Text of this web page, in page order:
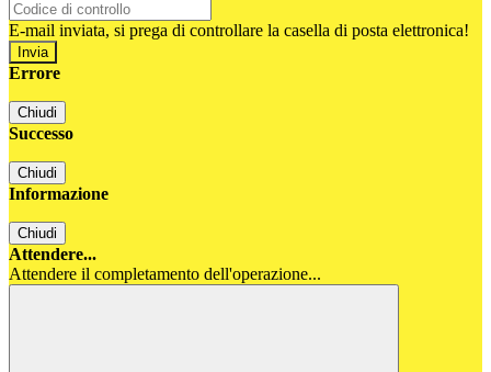
E-mail inviata, si prega di controllare la casella di posta elettronica!
Errore
Chiudi
Successo
Chiudi
Informazione
Chiudi
Attendere...
Attendere il completamento dell'operazione...